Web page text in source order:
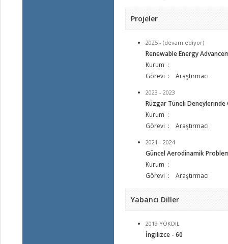
Projeler
2025 - (devam ediyor)
Renewable Energy
Kurum :
Görevi : Araştırmacı
2023 - 2023
Rüzgar Tüneli Deneylerinde
Kurum :
Görevi : Araştırmacı
2021 - 2024
Güncel Aerodinamik
Kurum :
Görevi : Araştırmacı
Yabancı Diller
2019 YÖKDİL
İngilizce - 60